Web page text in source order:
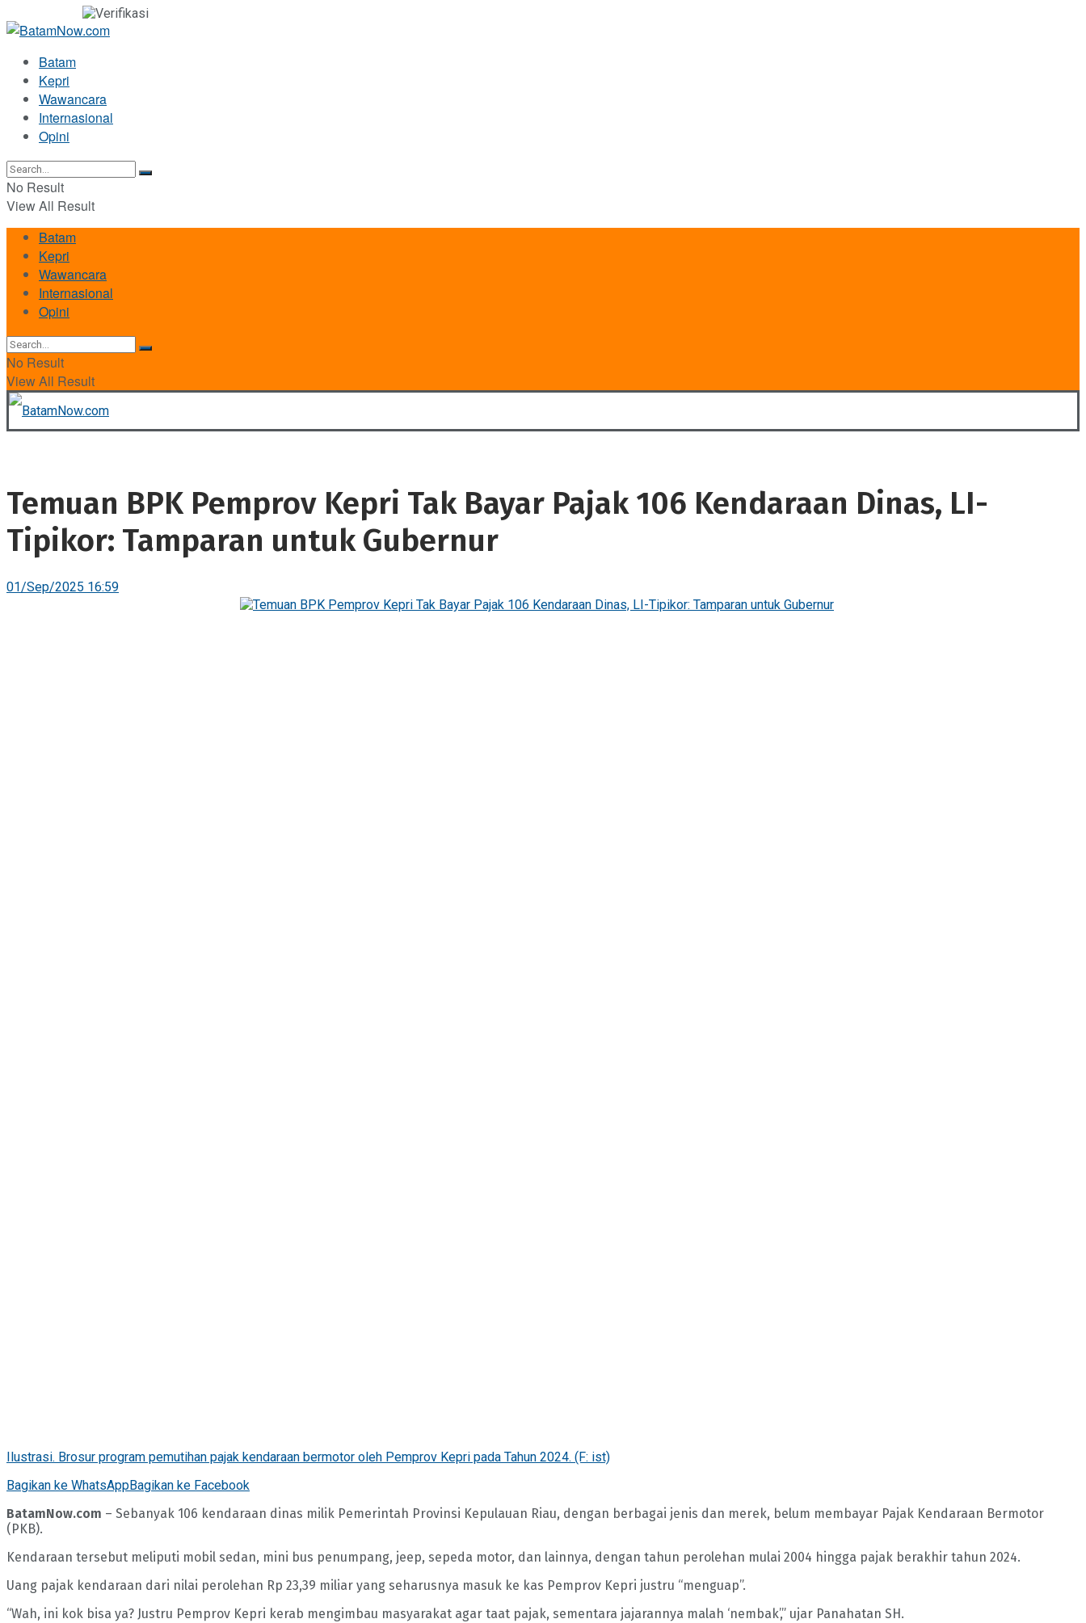
Batam
Kepri
Wawancara
Internasional
Opini
No Result
View All Result
Batam
Kepri
Wawancara
Internasional
Opini
No Result
View All Result
Temuan BPK Pemprov Kepri Tak Bayar Pajak 106 Kendaraan Dinas, LI-
Tipikor: Tamparan untuk Gubernur
01/Sep/2025 16:59
Ilustrasi. Brosur program pemutihan pajak kendaraan bermotor oleh Pemprov Kepri pada Tahun 2024. (F: ist)
Bagikan ke WhatsAppBagikan ke Facebook
BatamNow.com – Sebanyak 106 kendaraan dinas milik Pemerintah Provinsi Kepulauan Riau, dengan berbagai jenis dan merek, belum membayar Pajak Kendaraan Bermotor
(PKB).
Kendaraan tersebut meliputi mobil sedan, mini bus penumpang, jeep, sepeda motor, dan lainnya, dengan tahun perolehan mulai 2004 hingga pajak berakhir tahun 2024.
Uang pajak kendaraan dari nilai perolehan Rp 23,39 miliar yang seharusnya masuk ke kas Pemprov Kepri justru “menguap”.
“Wah, ini kok bisa ya? Justru Pemprov Kepri kerab mengimbau masyarakat agar taat pajak, sementara jajarannya malah ‘nembak’,” ujar Panahatan SH.